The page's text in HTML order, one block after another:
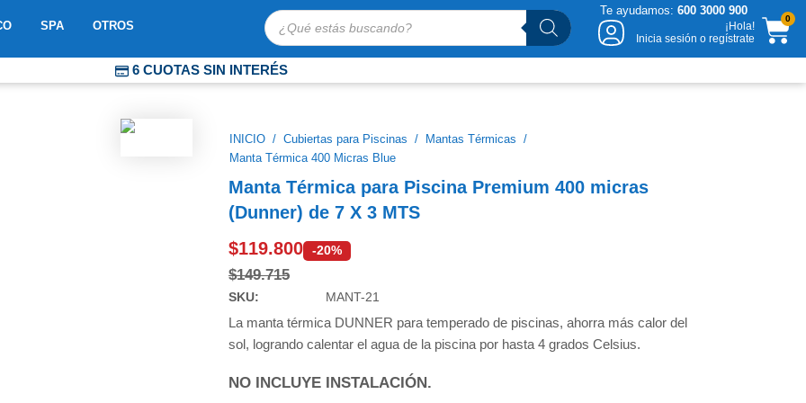
Te ayudamos: 600 3000 900
ABRIR MOSAICO
SPA ABRIR SPA
OTROS
Búsqueda
de
¡Hola!
Inicia sesión o regístrate
0
6 CUOTAS SIN INTERÉS
ENVÍOS EXPRESS A TODO CHILE
INICIO / Cubiertas para Piscinas / Mantas Térmicas /
Manta Térmica 400 Micras Blue
Manta Térmica para Piscina Premium 400 micras
(Dunner) de 7 X 3 MTS
$119.800 -20%
$149.715
SKU: MANT-21
La manta térmica DUNNER para temperado de piscinas, ahorra más calor del
sol, logrando calentar el agua de la piscina por hasta 4 grados Celsius.
NO INCLUYE INSTALACIÓN.